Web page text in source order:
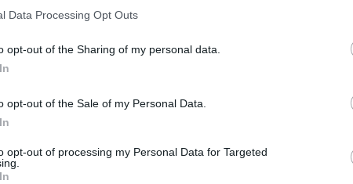
Data Processing Opt Outs
opt-out of the Sharing of my personal data.
opt-out of the Sale of my Personal Data.
opt-out of processing my Personal Data for Targeted